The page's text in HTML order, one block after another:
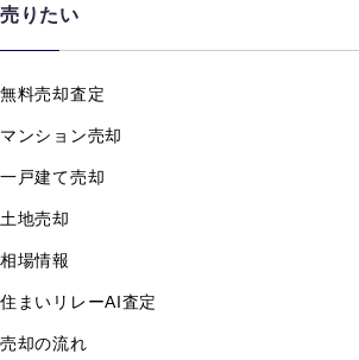
売りたい
無料売却査定
マンション売却
一戸建て売却
土地売却
相場情報
住まいリレーAI査定
売却の流れ